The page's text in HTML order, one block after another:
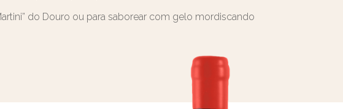
do Douro ou para saborear com gelo mordiscando